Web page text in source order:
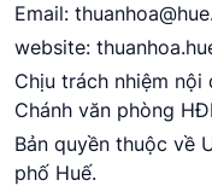
Email:
website:
Chịu trách nhiệm nội
Chánh văn phòng
Bản quyền thuộc về
phố Huế.